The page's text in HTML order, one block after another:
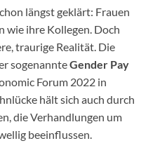
längst geklärt: Frauen
wie ihre Kollegen. Doch
traurige Realität. Die
sogenannteGender Pay
Forum 2022 in
hält sich auch durch
die Verhandlungen um
beeinflussen.